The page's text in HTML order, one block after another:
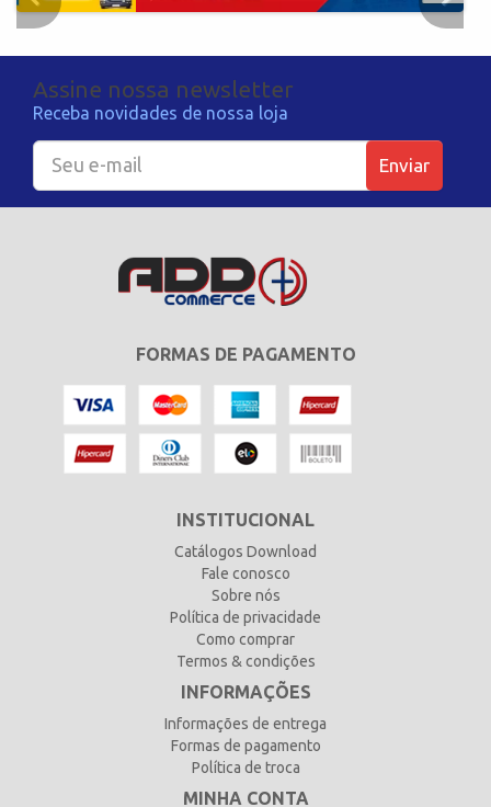
Assine nossa newsletter
Receba novidades de nossa loja
Enviar
FORMAS DE PAGAMENTO
INSTITUCIONAL
Catálogos Download
Fale conosco
Sobre nós
Política de privacidade
Como comprar
Termos & condições
INFORMAÇÕES
Informações de entrega
Formas de pagamento
Política de troca
MINHA CONTA